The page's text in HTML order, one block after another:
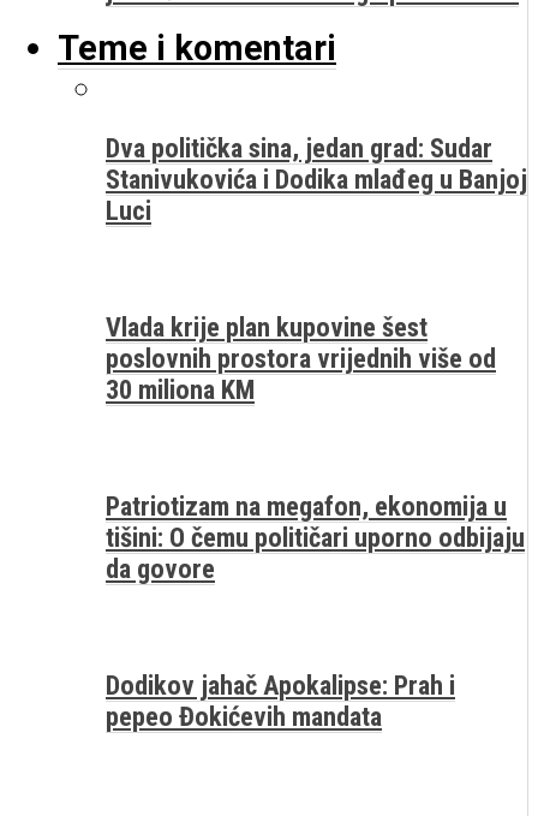
Teme i komentari
Dva politička sina, jedan grad: Sudar
Stanivukovića i Dodika mlađeg u Banjoj
Luci
Vlada krije plan kupovine šest
poslovnih prostora vrijednih više od
30 miliona KM
Patriotizam na megafon, ekonomija u
tišini: O čemu političari uporno odbijaju
da govore
Dodikov jahač Apokalipse: Prah i
pepeo Đokićevih mandata